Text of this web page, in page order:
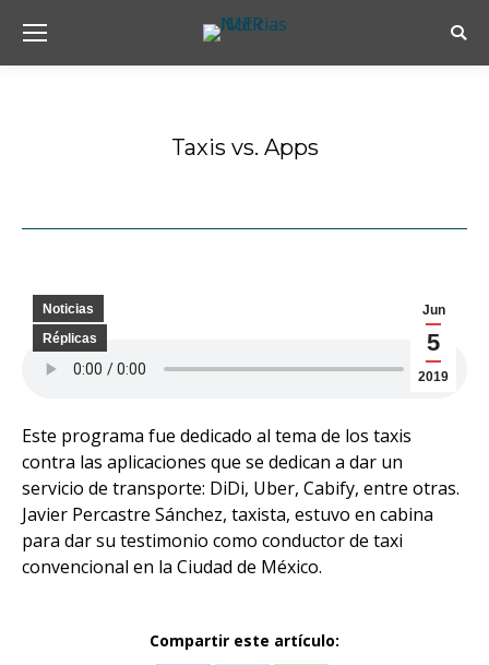
Taxis vs. Apps
Jun
5
2019
Noticias
Réplicas
Este programa fue dedicado al tema de los taxis
contra las aplicaciones que se dedican a dar un
servicio de transporte: DiDi, Uber, Cabify, entre otras.
Javier Percastre Sánchez, taxista, estuvo en cabina
para dar su testimonio como conductor de taxi
convencional en la Ciudad de México.
Compartir este artículo: